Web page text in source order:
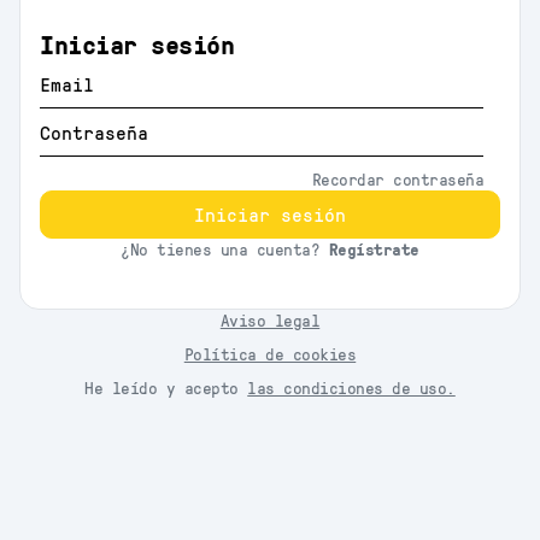
Iniciar sesión
Recordar contraseña
Iniciar sesión
¿No tienes una cuenta? Regístrate
Aviso legal
Política de cookies
He leído y acepto las condiciones de uso.